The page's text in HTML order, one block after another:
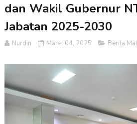
dan Wakil Gubernur
Jabatan 2025-2030
Nurdin Maret 04, 2025 Berita